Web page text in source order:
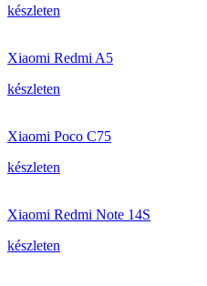
készleten
Xiaomi Redmi A5
készleten
Xiaomi Poco C75
készleten
Xiaomi Redmi Note 14S
készleten